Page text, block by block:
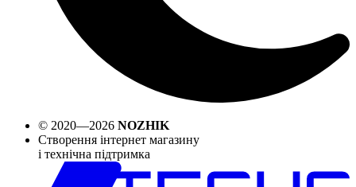
© 2020—2026 NOZHIK
Створення інтернет магазину
і технічна підтримка